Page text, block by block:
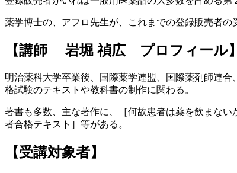
薬学博士の、アフロ先生が、これまでの登録販売者
【講師 岩堀 禎広 プロフィール】
明治薬科大学卒業後、国際薬学連盟、国際薬剤師連
格試験のテキストや教科書の制作に関わる。
著書も多数、主な著作に、［何故患者は薬を飲まな
者合格テキスト］等がある。
【受講対象者】